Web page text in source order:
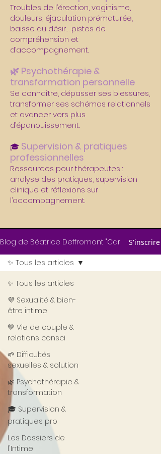
Troubles de l’érection, vaginisme,
douleurs, éjaculation prématurée,
baisse du désir… pistes de
compréhension et
d’accompagnement.
🌿 Psychothérapie &
transformation personnelle
Se connaître, dépasser ses blessures,
transformer ses schémas relationnels
et avancer vers plus
d’épanouissement.
🎓 Supervision & pratiques
professionnelles
Ressources pour thérapeutes :
analyse des pratiques, supervision
clinique et réflexions sur
l’accompagnement.
Blog de Béatrice Deffromont "Carnets de
S'inscrire
✨ Tous les articles
💜 Sexualité & bien-
être intime
💛 Vie de couple &
relations consci
🌱 Difficultés
sexuelles & solution
🌿 Psychothérapie &
transformation
🎓 Supervision &
pratiques pro
Les Dossiers de
l'Intime
✨ Tous les articles